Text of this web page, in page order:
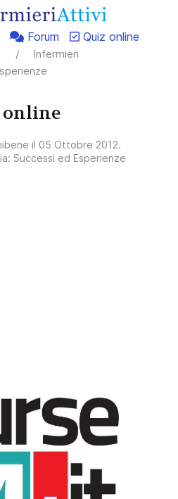
Forum
Quiz online
Infermieri
online
il 05 Ottobre 2012.
Successi ed Esperienze